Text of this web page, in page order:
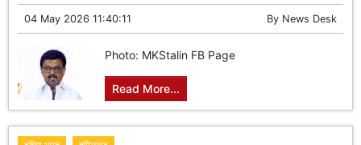
04 May 2026 11:40:11 By News Desk
Photo: MKStalin FB Page
Read More...